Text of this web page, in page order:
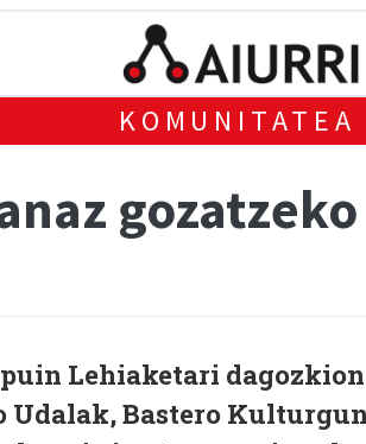
KOMUNITATEA
Lehiaketari
Udalak, Bastero